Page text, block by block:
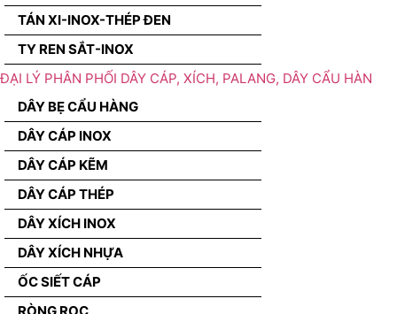
TÁN XI-INOX-THÉP ĐEN
TY REN SẮT-INOX
ĐẠI LÝ PHÂN PHỐI DÂY CÁP, XÍCH, PALANG, DÂY CẨU HÀN
DÂY BẸ CẨU HÀNG
DÂY CÁP INOX
DÂY CÁP KẼM
DÂY CÁP THÉP
DÂY XÍCH INOX
DÂY XÍCH NHỰA
ỐC SIẾT CÁP